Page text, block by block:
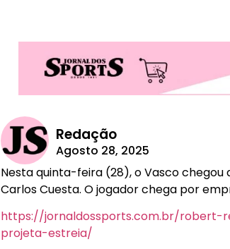
Redação
Agosto 28, 2025
Nesta quinta-feira (28), o Vasco
Carlos Cuesta. O jogador chega por
https://jornaldossports.com.br/
projeta-estreia/